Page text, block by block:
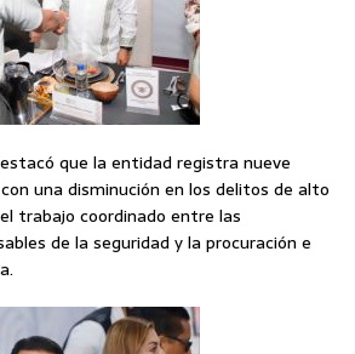
que la entidad registra nueve
una disminución en los delitos de alto
trabajo coordinado entre las
de la seguridad y la procuración e